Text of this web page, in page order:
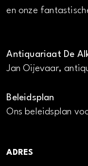
en onze
Antiquariaat De
Jan Oijevaar,
Beleidsplan
Ons beleidsplan
ADRES